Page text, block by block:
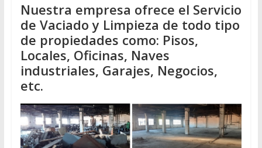
Nuestra empresa ofrece el Servicio
de Vaciado y Limpieza de todo tipo
de propiedades como: Pisos,
Locales, Oficinas, Naves
industriales, Garajes, Negocios,
etc.